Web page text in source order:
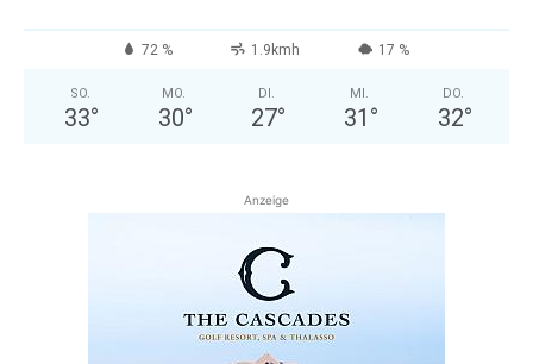
72 % 1.9kmh 17 %
SO.
33°
MO.
30°
DI.
27°
MI.
31 °
DO.
32°
Anzeige